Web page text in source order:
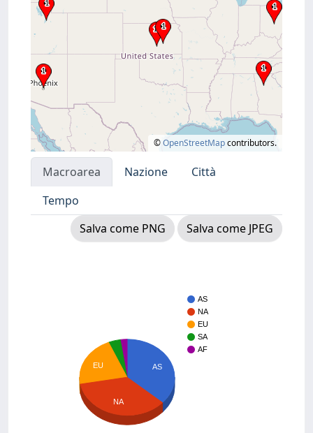
©OpenStreetMapcontributors.
Macroarea Nazione
Città
Tempo
Salva come PNG
Salva come JPEG
AS
NA
EU
SA
AF
AS
EU
NA